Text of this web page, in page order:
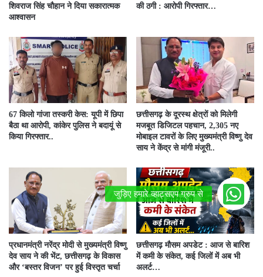
शिवराज सिंह चौहान ने दिया सकारात्मक
आश्वासन
की ठगी : आरोपी गिरफ्तार…
67 किलो गांजा तस्करी केस: यूपी में छिपा
बैठा था आरोपी, कांकेर पुलिस ने बदायूं से
किया गिरफ्तार..
छत्तीसगढ़ के दूरस्थ क्षेत्रों को मिलेगी
मजबूत डिजिटल पहचान, 2,305 नए
मोबाइल टावरों के लिए मुख्यमंत्री विष्णु देव
साय ने केंद्र से मांगी मंजूरी..
प्रधानमंत्री नरेंद्र मोदी से मुख्यमंत्री विष्णु
देव साय ने की भेंट, छत्तीसगढ़ के विकास
और ‘बस्तर विजन’ पर हुई विस्तृत चर्चा
छत्तीसगढ़ मौसम अपडेट : आज से बारिश
में कमी के संकेत, कई जिलों में अब भी
अलर्ट…